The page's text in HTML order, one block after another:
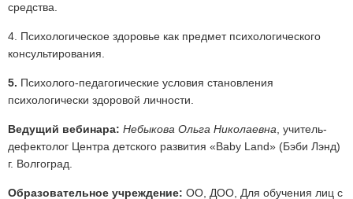
средства.
4. Психологическое здоровье как предмет психологического
консультирования.
5. Психолого-педагогические условия становления
психологически здоровой личности.
Ведущий вебинара: Небыкова Ольга Николаевна, учитель-
дефектолог Центра детского развития «Baby Land» (Бэби Лэнд)
г. Волгоград.
Образовательное учреждение: ОО, ДОО, Для обучения лиц с